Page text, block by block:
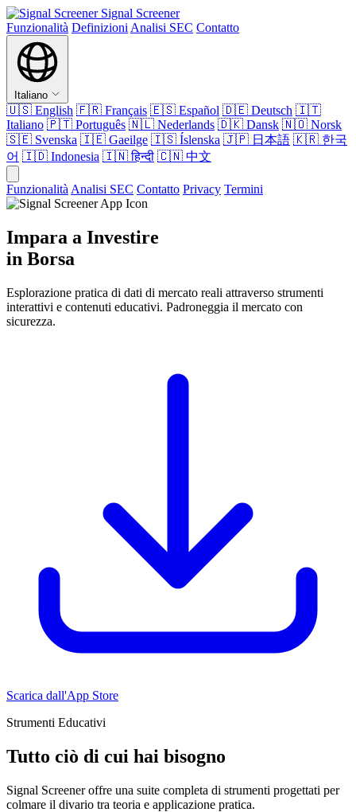
Signal Screener
Funzionalità Definizioni Analisi SEC Contatto
Italiano
🇺🇸 English 🇫🇷 Français 🇪🇸 Español 🇩🇪 Deutsch 🇮🇹
Italiano 🇵🇹 Português 🇳🇱 Nederlands 🇩🇰 Dansk 🇳🇴 Norsk
🇸🇪 Svenska 🇮🇪 Gaeilge 🇮🇸 Íslenska 🇯🇵 日本語 🇰🇷 한국
어 🇮🇩 Indonesia 🇮🇳हिन्दी 🇨🇳 中文
Funzionalità Analisi SEC Contatto Privacy Termini
Impara a Investire
in Borsa
Esplorazione pratica di dati di mercato reali attraverso strumenti
interattivi e contenuti educativi. Padroneggia il mercato con
sicurezza.
Scarica dall'App Store
Strumenti Educativi
Tutto ciò di cui hai bisogno
Signal Screener offre una suite completa di strumenti progettati per
colmare il divario tra teoria e applicazione pratica.